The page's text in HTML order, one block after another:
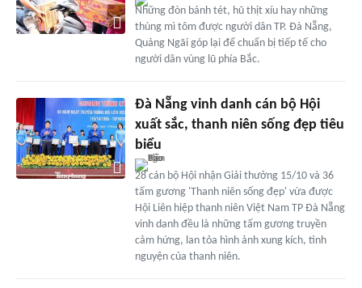
Những đòn bánh tét, hũ thịt xíu hay những
thùng mì tôm được người dân TP. Đà Nẵng,
Quảng Ngãi góp lại để chuẩn bị tiếp tế cho
người dân vùng lũ phía Bắc.
Đà Nẵng vinh danh cán bộ Hội
xuất sắc, thanh niên sống đẹp tiêu
biểu
28 cán bộ Hội nhận Giải thưởng 15/10 và 36
tấm gương 'Thanh niên sống đẹp' vừa được
Hội Liên hiệp thanh niên Việt Nam TP Đà Nẵng
vinh danh đều là những tấm gương truyền
cảm hứng, lan tỏa hình ảnh xung kích, tình
nguyện của thanh niên.